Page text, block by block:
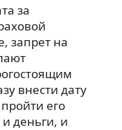
за
запрет на
внести дату
его
деньги, и